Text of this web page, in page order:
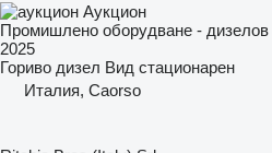
Аукцион
Промишлено оборудване - дизелов
2025
Гориво дизел Вид стационарен
Италия, Caorso